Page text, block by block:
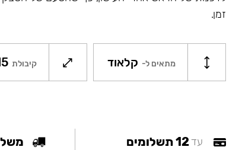
זמן.
מתאים ל- קלאוד קיבולת
עד12 תשלומים